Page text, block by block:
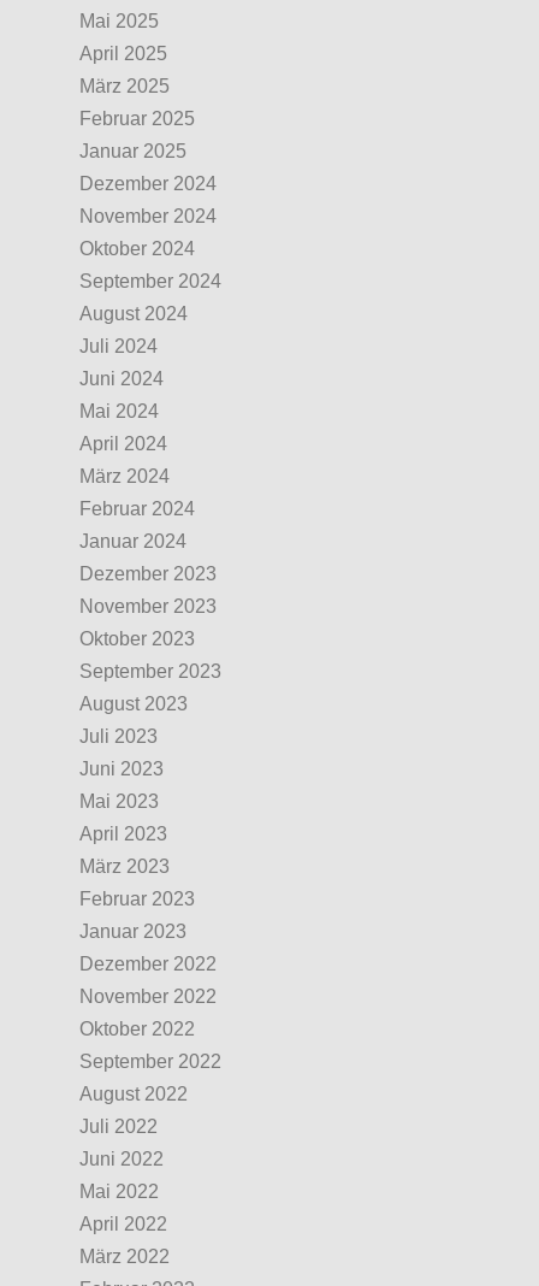
Mai 2025
April 2025
März 2025
Februar 2025
Januar 2025
Dezember 2024
November 2024
Oktober 2024
September 2024
August 2024
Juli 2024
Juni 2024
Mai 2024
April 2024
März 2024
Februar 2024
Januar 2024
Dezember 2023
November 2023
Oktober 2023
September 2023
August 2023
Juli 2023
Juni 2023
Mai 2023
April 2023
März 2023
Februar 2023
Januar 2023
Dezember 2022
November 2022
Oktober 2022
September 2022
August 2022
Juli 2022
Juni 2022
Mai 2022
April 2022
März 2022